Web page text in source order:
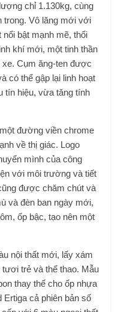
chỉ 1.130kg, cùng
trong. Vô lăng mới với
bật mạnh mẽ, thổi
khí mới, một tinh thần
Cụm ăng-ten được
có thể gập lại linh hoạt
tín hiệu, vừa tăng tính
đường viền chrome
về thị giác. Logo
mình của công
với môi trường và tiết
được chăm chút và
và đèn ban ngày mới,
ốp bậc, tạo nên một
nội thất mới, lấy xám
trẻ và thể thao. Mẫu
thay thế cho ốp nhựa
cả phiên bản số